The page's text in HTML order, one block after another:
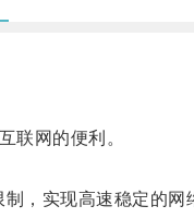
网的便利。
实现高速稳定的网